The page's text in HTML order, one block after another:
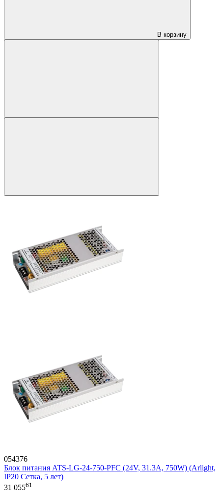
В корзину
054376
Блок питания ATS-LG-24-750-PFC (24V, 31.3A, 750W) (Arlight,
IP20 Сетка, 5 лет)
31 05561